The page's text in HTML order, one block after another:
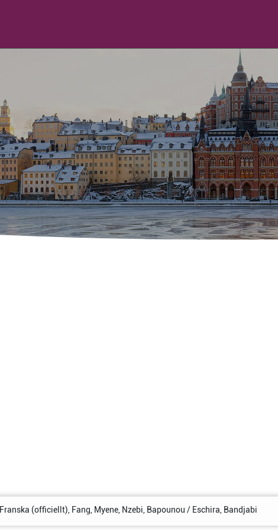
Franska (officiellt), Fang, Myene, Nzebi, Bapounou / Eschira, Bandjabi